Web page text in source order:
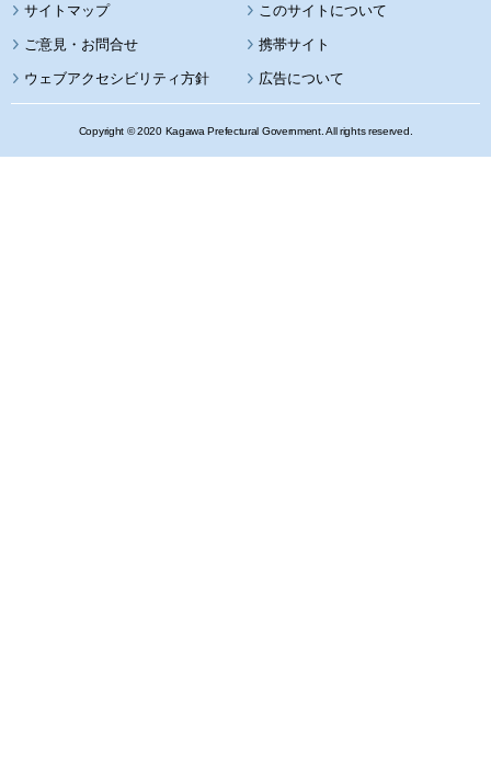
サイトマップ このサイトについて
携帯サイト
ウェブアクセシビリティ方針 広告について
Copyright © 2020 Kagawa Prefectural Government. All rights reserved.